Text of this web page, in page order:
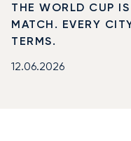
THE WORLD CUP
MATCH. EVERY
TERMS.
12.06.2026